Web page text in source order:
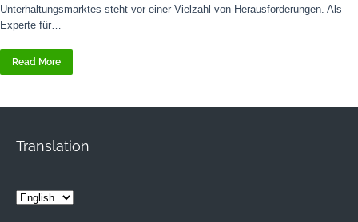
Unterhaltungsmarktes steht vor einer Vielzahl von Herausforderungen. Als
Experte für…
Read More
Translation